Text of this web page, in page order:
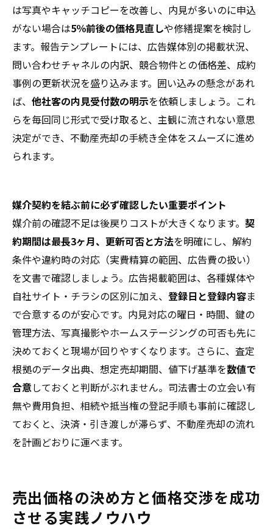
は写真やキャッチコピーを改善し、内見が多いのに申込
がない場合は5％前後の価格見直しや修繕提案を検討し
ます。報告テンプレートには、広告媒体別の掲載状況、
問い合わせチャネルの内訳、競合物件との価格差、成約
事例の更新状況を盛り込みます。囲い込みの懸念があれ
ば、 他社客の内見受付数の明示を依頼しましょう。これ
らを毎回同じ形式で受け取ると、主観に流されない意思
決定ができ、不動産売却の手続き全体をスムーズに進め
られます。
媒介契約を結ぶ前に必ず確認したい重要ポイント
媒介前の確認不足は後戻りコストが大きくなります。 契
約期間は最長3ヶ月、更新可否と方法を明確にし、解約
条件や違約時の対応（実費精算の範囲、広告費の扱い）
を文書で確認しましょう。広告掲載範囲は、各種媒体や
自社サイト・チラシの区別に加え、 登録日と登録内容ま
で合意するのが安心です。内見対応の曜日・時間、鍵の
管理方法、写真撮影やホームステージングの可否も先に
決めておくと現場が回りやすくなります。さらに、査定
根拠のデータ出典、想定売却期間、値下げ基準を数値で
合意しておくと判断がぶれません。司法書士の立会い有
無や費用負担、相続や抵当権の登記手順も事前に確認し
ておくと、決済・引き渡しが滞らず、不動産売却の流れ
を計画どおりに運べます。
売出価格の決め方と価格交渉を成功
させる実践ノウハウ